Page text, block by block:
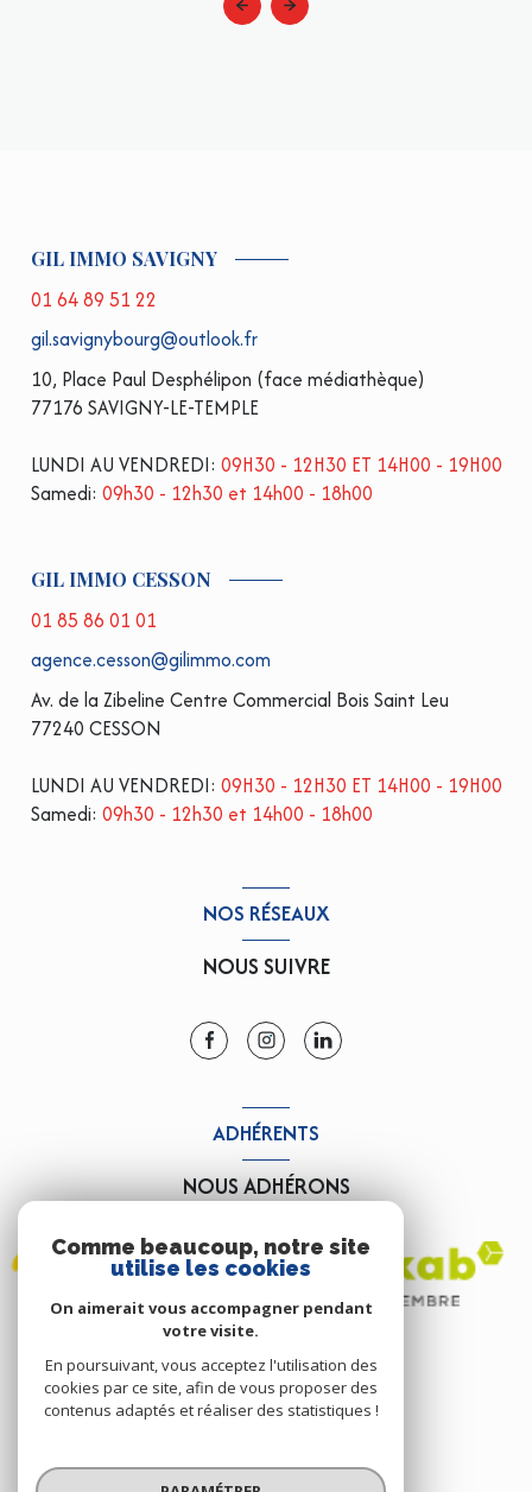
GIL IMMO SAVIGNY
01 64 89 51 22
gil.savignybourg@outlook.fr
10, Place Paul Desphélipon (face médiathèque)
77176 SAVIGNY-LE-TEMPLE
LUNDI AU VENDREDI: 09H30 - 12H30 ET 14H00 - 19H00
Samedi: 09h30 - 12h30 et 14h00 - 18h00
GIL IMMO CESSON
01 85 86 01 01
agence.cesson@gilimmo.com
Av. de la Zibeline Centre Commercial Bois Saint Leu
77240 CESSON
LUNDI AU VENDREDI: 09H30 - 12H30 ET 14H00 - 19H00
Samedi: 09h30 - 12h30 et 14h00 - 18h00
NOS RÉSEAUX
NOUS SUIVRE
ADHÉRENTS
NOUS ADHÉRONS
© 2026 | Tous droits réservés
Comme beaucoup, notre site
utilise les cookies
On aimerait vous accompagner pendant
votre visite.
En poursuivant, vous acceptez l'utilisation des
cookies par ce site, afin de vous proposer des
contenus adaptés et réaliser des statistiques !